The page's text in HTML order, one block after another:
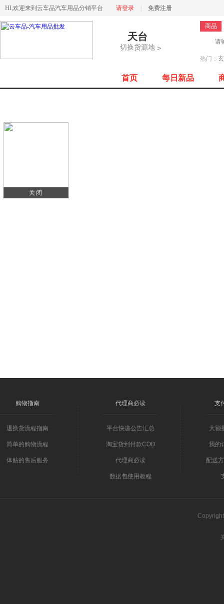
HI,欢迎来到云车品汽车用品分销平台 请登录 免费注册
天台
切换货源地 >
商品
热门：
首页 每日新品
购物指南
退换货流程指南
简单的购物流程
体贴的售后服务
代理商必读
平台快递公告汇总
淘宝货到付款COD
代理商必读
数据包使用教程
支
大额
我的
配送
关闭